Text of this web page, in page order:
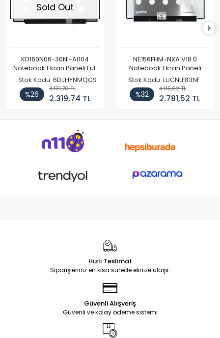
Sold Out
KD160N06-30NI-A004
Notebook Ekran Paneli Full
HD
Stok Kodu: 6DJHYNMQCS
%26
3.131,70 TL
2.319,74 TL
NE156FHM-NXA V18.0
Notebook Ekran Paneli
144Hz
Stok Kodu: LUCNLF83NF
%32
4.115,62 TL
2.781,52 TL
Hızlı Teslimat
Siparişleriniz en kısa sürede elinize ulaşır.
Güvenli Alışveriş
Güvenli ve kolay ödeme sistemi